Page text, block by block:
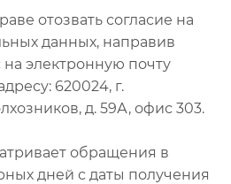
отозвать согласие на
данных, направив
электронную почту
620024, г.
д. 59А, офис 303.
обращения в
дней с даты получения